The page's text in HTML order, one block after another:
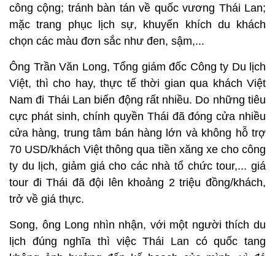
công cộng; tránh bàn tán về quốc vương Thái Lan;
mặc trang phục lịch sự, khuyến khích du khách
chọn các màu đơn sắc như đen, sậm,...
Ông Trần Văn Long, Tổng giám đốc Công ty Du lịch
Việt, thì cho hay, thực tế thời gian qua khách Việt
Nam đi Thái Lan biến động rất nhiều. Do những tiêu
cực phát sinh, chính quyền Thái đã đóng cửa nhiều
cửa hàng, trung tâm bán hàng lớn và không hỗ trợ
70 USD/khách Việt thông qua tiền xăng xe cho công
ty du lịch, giảm giá cho các nhà tổ chức tour,... giá
tour đi Thái đã đội lên khoảng 2 triệu đồng/khách,
trở về giá thực.
Song, ông Long nhìn nhận, với một người thích du
lịch đúng nghĩa thì việc Thái Lan có quốc tang